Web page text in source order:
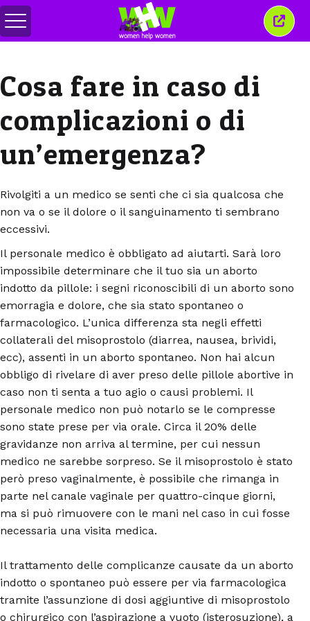
Attiva/disattiva
menu
Cosa fare in caso di
complicazioni o di
un’emergenza?
Rivolgiti a un medico se senti che ci sia qualcosa che
non va o se il dolore o il sanguinamento ti sembrano
eccessivi.
Il personale medico è obbligato ad aiutarti. Sarà loro
impossibile determinare che il tuo sia un aborto
indotto da pillole: i segni riconoscibili di un aborto sono
emorragia e dolore, che sia stato spontaneo o
farmacologico. L’unica differenza sta negli effetti
collaterali del misoprostolo (diarrea, nausea, brividi,
ecc), assenti in un aborto spontaneo. Non hai alcun
obbligo di rivelare di aver preso delle pillole abortive in
caso non ti senta a tuo agio o causi problemi. Il
personale medico non può notarlo se le compresse
sono state prese per via orale. Circa il 20% delle
gravidanze non arriva al termine, per cui nessun
medico ne sarebbe sorpreso. Se il misoprostolo è stato
però preso vaginalmente, è possibile che rimanga in
parte nel canale vaginale per quattro-cinque giorni,
ma si può rimuovere con le mani nel caso in cui fosse
necessaria una visita medica.
Il trattamento delle complicanze causate da un aborto
indotto o spontaneo può essere per via farmacologica
tramite l’assunzione di dosi aggiuntive di misoprostolo
o chirurgico con l’aspirazione a vuoto (isterosuzione), a